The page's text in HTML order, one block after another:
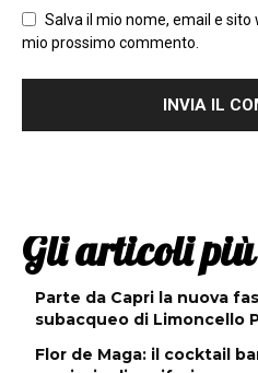
Salva il mio nome, email e
mio prossimo commento.
Gli articoli
Parte da Capri la nuova
subacqueo di Limoncello
Flor de Maga: il cocktail